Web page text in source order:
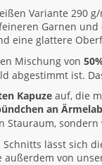
Variante 290
Garnen
eine glattere
Mischung von
abgestimmt ist.
Kapuze auf, die
an
Stauraum,
Schnitts lässt
außerdem von